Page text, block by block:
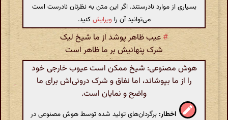
بسیاری از موارد نادرستند. اگر این متن به نظرتان نادرست است
می‌توانید آن را ویرایشکنید.
# عیب ظاهر پوشد از ما شیخ لیک
شرک پنهانیش بر ما ظاهر است
هوش مصنوعی: شیخ ممکن است عیوب خارجی خود
را از ما بپوشاند، اما نفاق و شرک درونی‌اش برای ما
واضح و نمایان است.
اخطار: برگردان‌های تولید شده توسط هوش مصنوعی در